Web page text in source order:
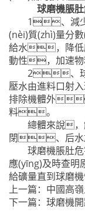
球磨機脹
1、減少
(nèi)質(zhì)量分
給水，降低
動性，加速物
2、球磨
壓水由進料口射
排除機體外
料。
總體來說，
閉、后水
球磨機脹肚危
應(yīng)及時查
給礦量直到球磨
上一篇： 中國高
下一篇： 球磨機